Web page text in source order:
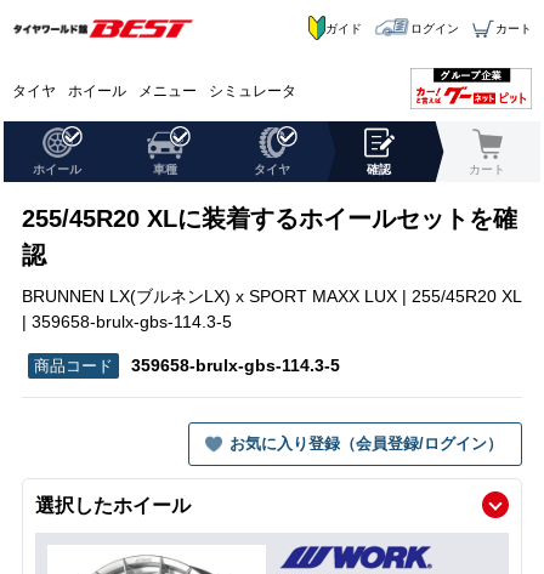
タイヤ ホイール メニュー シミュレータ
ガイド ログイン カート
ホイール 車種 タイヤ 確認 カート
255/45R20 XLに装着するホイールセットを確
認
BRUNNEN LX(ブルネンLX) x SPORT MAXX LUX | 255/45R20 XL
| 359658-brulx-gbs-114.3-5
359658-brulx-gbs-114.3-5
お気に入り登録（会員登録/ログイン）
選択したホイール